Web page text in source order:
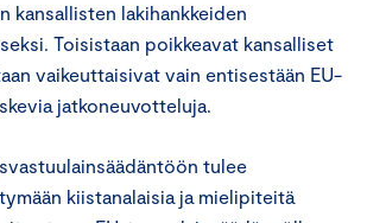
kansallisten lakihankkeiden
Toisistaan poikkeavat kansalliset
vaikeuttaisivat vain entisestään EU-
jatkoneuvotteluja.
tulee
kiistanalaisia ja mielipiteitä